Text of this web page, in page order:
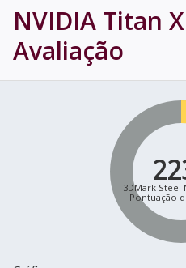
NVIDIA Titan
Avaliação
3DMark Steel
Pontuação